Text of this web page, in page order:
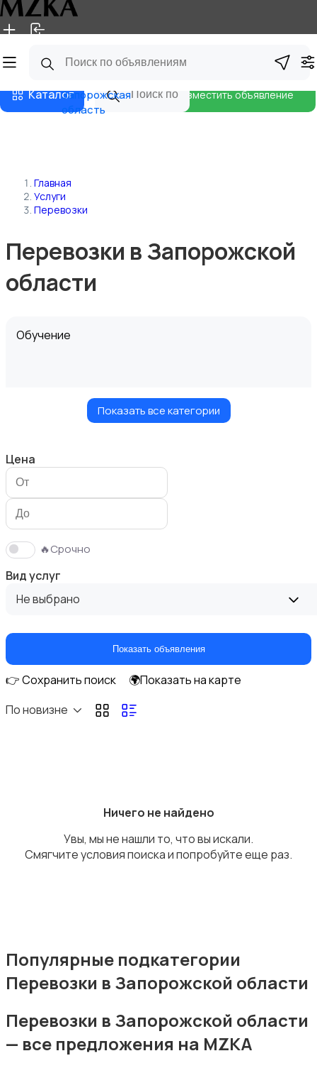
Главная Магазины
КаталогЗапорожская
область
Разместить объявление
Главная
Услуги
Перевозки
Перевозки в Запорожской
области
Обучение
Красота и здоровье
Компьютерные услуги
Деловые услуги
Уборка
Показать все категории
Цена
🔥Срочно
Вид услуг
Не выбрано
Показать объявления
👉 Сохранить поиск
🌍Показать на карте
По новизне
Ничего не найдено
Увы, мы не нашли то, что вы искали.
Смягчите условия поиска и попробуйте еще раз.
Популярные подкатегории
Перевозки в Запорожской области
Перевозки в Запорожской области
— все предложения на MZKA